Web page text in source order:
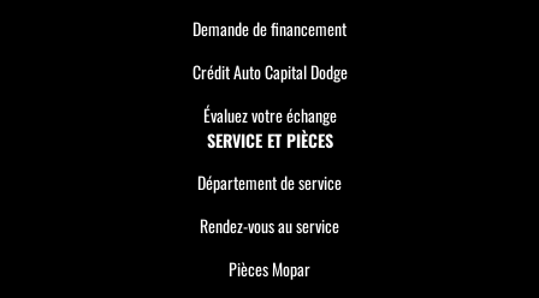
Demande de financement
Crédit Auto Capital Dodge
Évaluez votre échange
SERVICE ET PIÈCES
Département de service
Rendez-vous au service
Pièces Mopar